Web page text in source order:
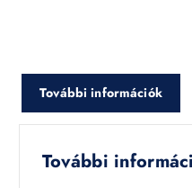
További információk
További